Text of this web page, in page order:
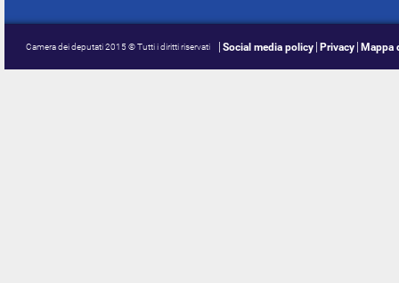
Camera dei deputati 2015 © Tutti i diritti riservati Social media policy Privacy Mappa